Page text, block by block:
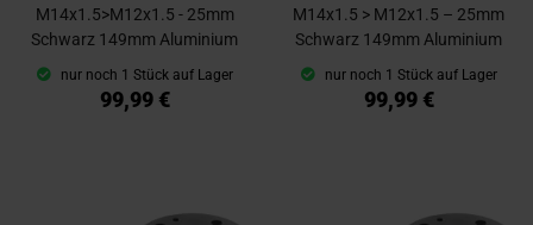
M14x1.5>M12x1.5 - 25mm
Schwarz 149mm Aluminium
nur noch 1 Stück auf Lager
99,99 €
M14x1.5 > M12x1.5 – 25mm
Schwarz 149mm Aluminium
nur noch 1 Stück auf Lager
99,99 €